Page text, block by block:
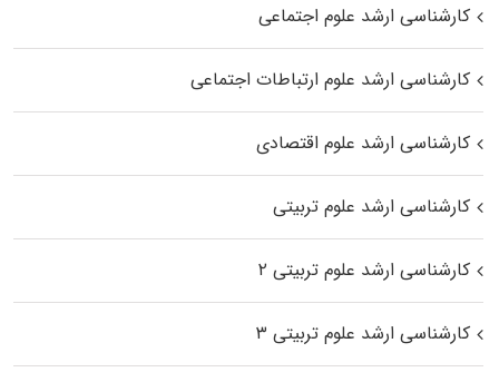
کارشناسی ارشد علوم اجتماعی
کارشناسی ارشد علوم ارتباطات اجتماعی
کارشناسی ارشد علوم اقتصادی
کارشناسی ارشد علوم تربیتی
کارشناسی ارشد علوم تربیتی ۲
کارشناسی ارشد علوم تربیتی ۳